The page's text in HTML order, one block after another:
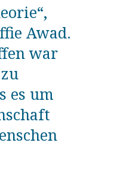
Awad.
war
es um